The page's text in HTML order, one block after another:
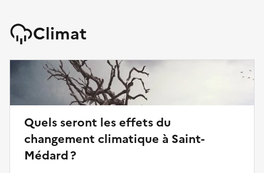
Climat
Quels seront les effets du
changement climatique à Saint-
Médard ?